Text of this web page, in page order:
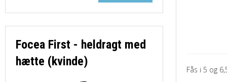
Focea First - heldragt med
hætte (kvinde)
Fås i 5 og